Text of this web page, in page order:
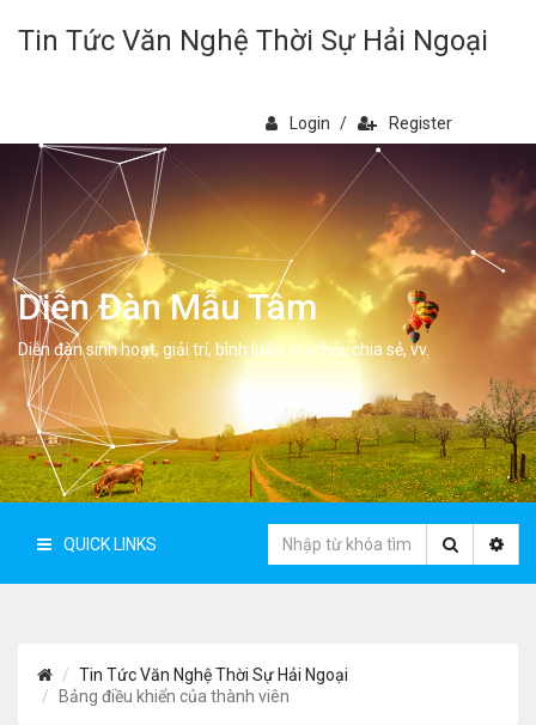
Tin Tức Văn Nghệ Thời Sự Hải Ngoại
Login / Register
Diễn Đàn Mẫu Tâm
Diễn đàn sinh hoạt, giải trí, bình luân, học hỏi, chia sẻ, vv.
QUICK LINKS
Tin Tức Văn Nghệ Thời Sự Hải Ngoại
Bảng điều khiển của thành viên